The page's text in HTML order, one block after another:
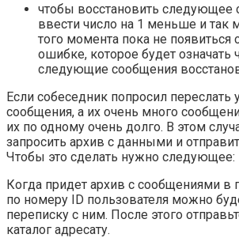
чтобы восстановить следующее
ввести число на 1 меньше и так
того момента пока не появиться
ошибке, которое будет означать
следующие сообщения
Если собеседник попросил переслать
сообщения, а их очень много
их по одному очень долго. В этом
запросить архив с данными и
Чтобы это сделать нужно следующее:
Когда придет архив с сообщениями в
по номеру ID пользователя можно
переписку с ним. После этого
каталог адресату.